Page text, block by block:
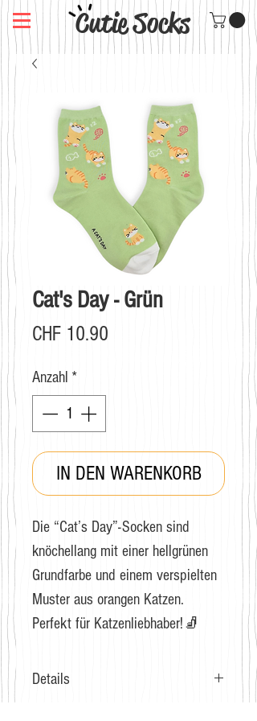
Cutie Socks
Cat's Day - Grün
CHF 10.90
Anzahl *
IN DEN WARENKORB
Die “Cat’s Day”-Socken sind
knöchellang mit einer hellgrünen
Grundfarbe und einem verspielten
Muster aus orangen Katzen.
Perfekt für Katzenliebhaber!🧦
Details